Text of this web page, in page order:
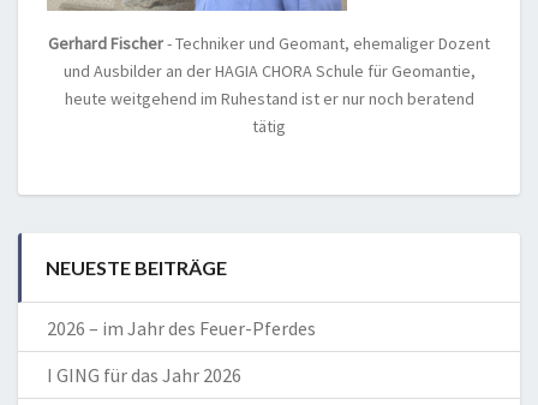
Gerhard Fischer- Techniker und Geomant, ehemaliger Dozent
und Ausbilder an der HAGIA CHORA Schule für Geomantie,
heute weitgehend im Ruhestand ist er nur noch beratend
tätig
NEUESTE BEITRÄGE
2026 – im Jahr des Feuer-Pferdes
I GING für das Jahr 2026